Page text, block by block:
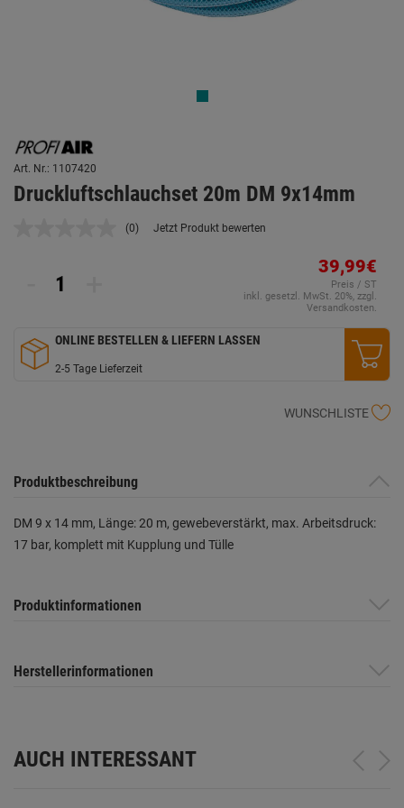
Art. Nr.: 1107420
Druckluftschlauchset 20m DM 9x14mm
Kein
(0) Jetzt Produkt bewerten
39,99€
Preis / ST
inkl. gesetzl. MwSt. 20%, zzgl.
Versandkosten.
ONLINE BESTELLEN & LIEFERN LASSEN
2-5 Tage Lieferzeit
WUNSCHLISTE
Produktbeschreibung
DM 9 x 14 mm, Länge: 20 m, gewebeverstärkt, max. Arbeitsdruck:
17 bar, komplett mit Kupplung und Tülle
Produktinformationen
Herstellerinformationen
AUCH INTERESSANT